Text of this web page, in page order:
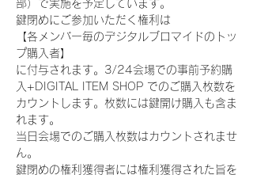
部）で実施を予定しています。
鍵閉めにご参加いただく権利は
【各メンバー毎のデジタルブロマイドのトッ
プ購入者】
に付与されます。3/24会場での事前予約購
入+DIGITAL ITEM SHOP でのご購入枚数を
カウントします。枚数には鍵開け購入も含ま
れます。
当日会場でのご購入枚数はカウントされませ
ん。
鍵閉めの権利獲得者には権利獲得された旨を